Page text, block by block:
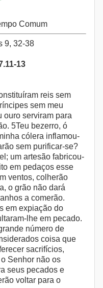
Comum
9, 32-38
13
reis sem
sem meu
ouro serviram para
5Teu bezerro, ó
cólera inflamou-
sem purificar-se?
um artesão fabricou-
em pedaços esse
ventos, colherão
o grão não dará
a comerão.
em expiação do
lhe em pecado.
número de
coisa que
sacrifícios,
Senhor não os
seus pecados e
voltar para o